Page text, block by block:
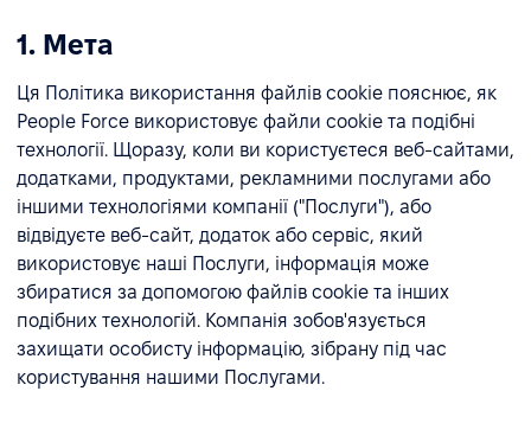
1. Мета
Ця Політика використання файлів cookie пояснює, як
People Force використовує файли cookie та подібні
технології. Щоразу, коли ви користуєтеся веб-сайтами,
додатками, продуктами, рекламними послугами або
іншими технологіями компанії ("Послуги"), або
відвідуєте веб-сайт, додаток або сервіс, який
використовує наші Послуги, інформація може
збиратися за допомогою файлів cookie та інших
подібних технологій. Компанія зобов'язується
захищати особисту інформацію, зібрану під час
користування нашими Послугами.